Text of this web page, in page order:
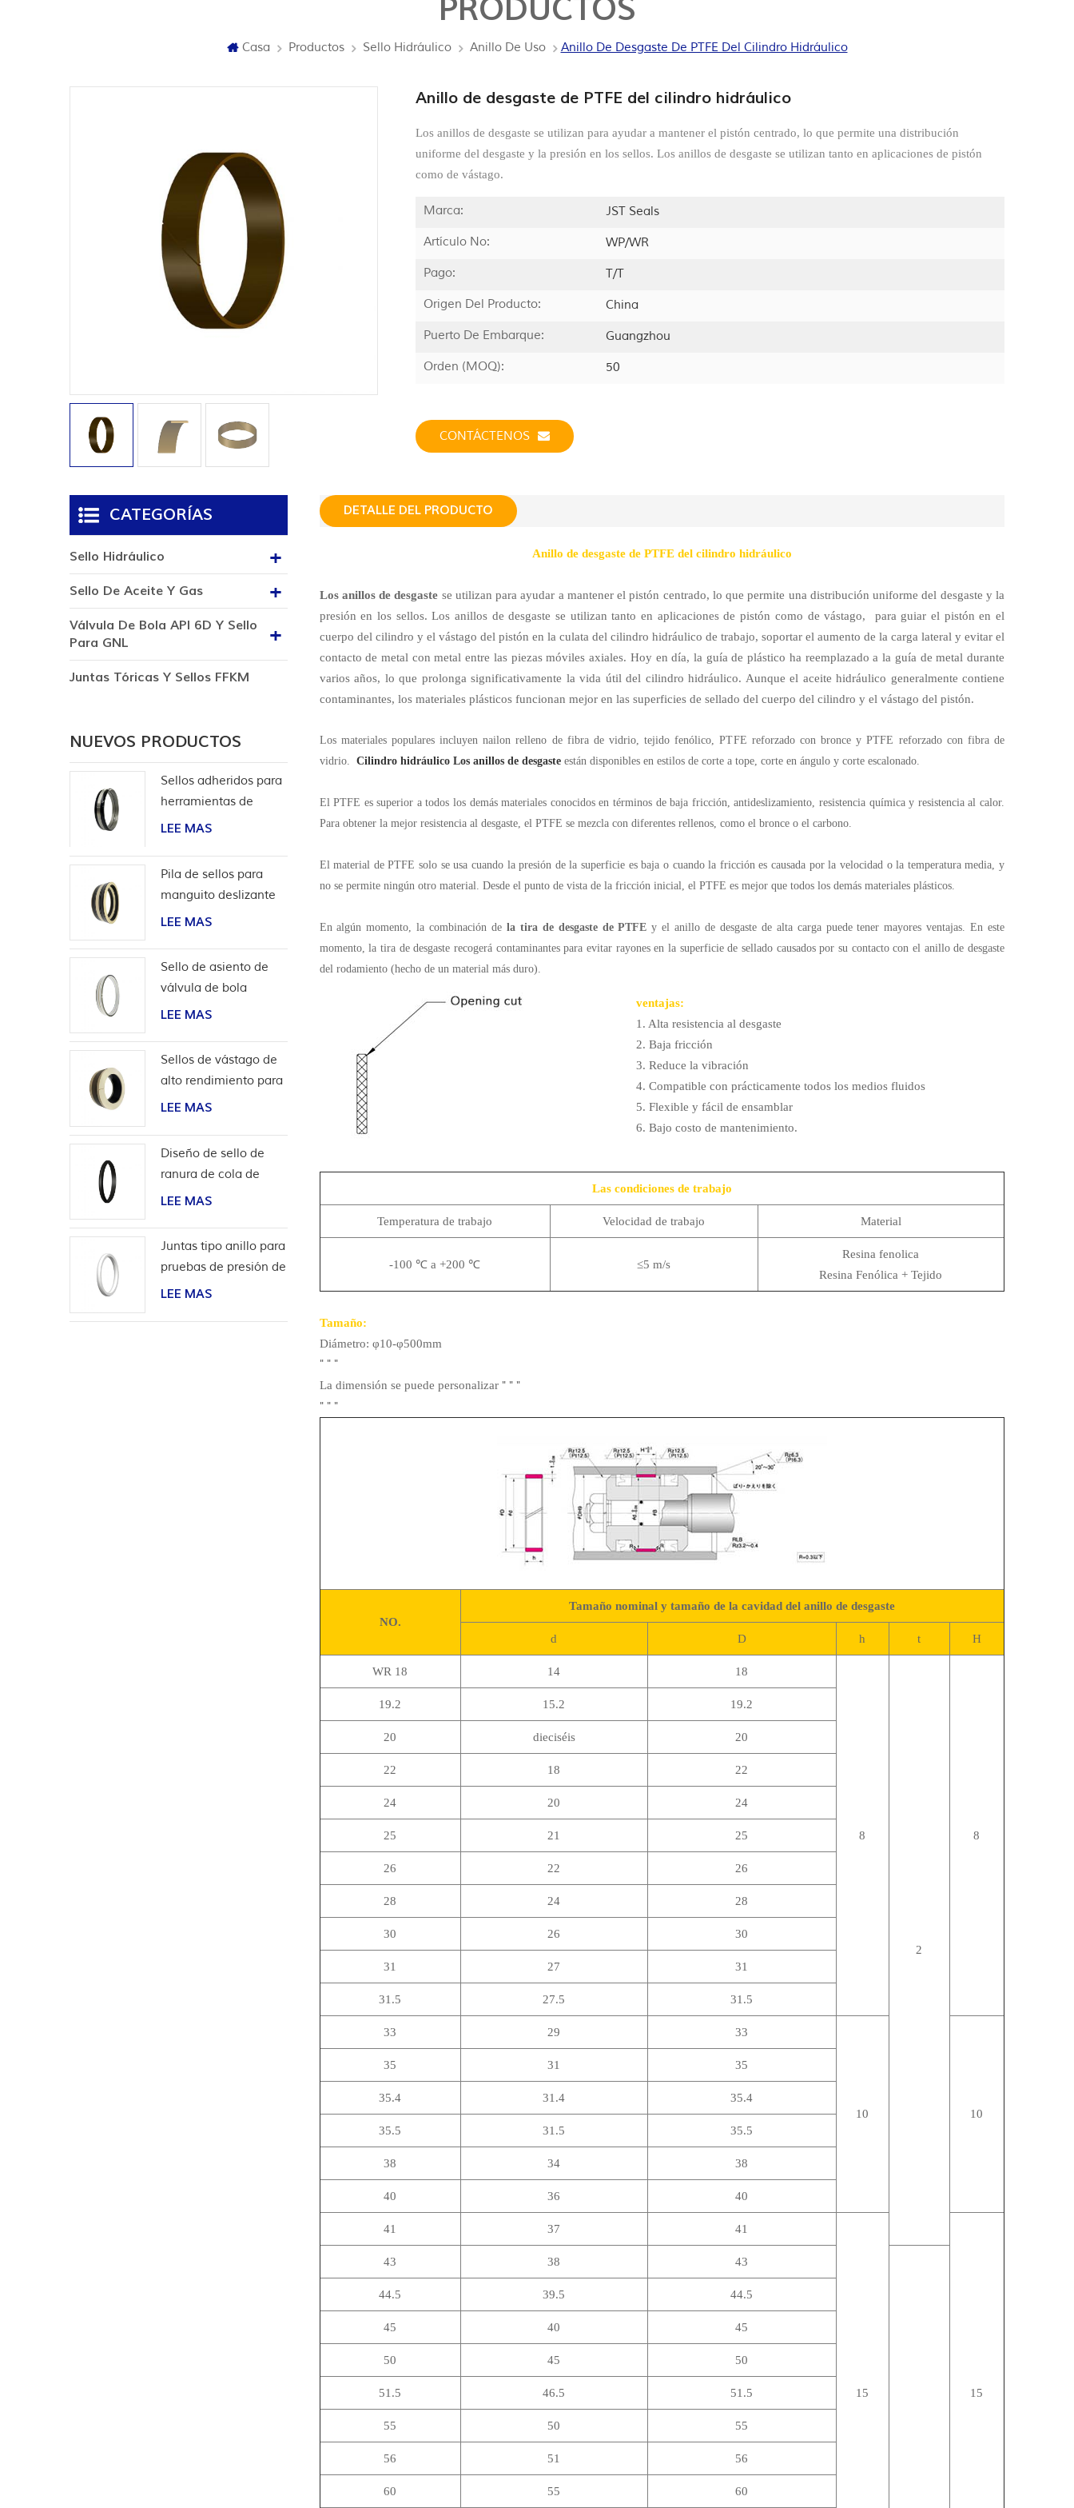
PRODUCTOS
Casa Productos Sello Hidráulico Anillo De Uso Anillo De Desgaste De PTFE Del Cilindro Hidráulico
Anillo de desgaste de PTFE del cilindro hidráulico
Los anillos de desgaste se utilizan para ayudar a mantener el pistón centrado, lo que permite una distribución
uniforme del desgaste y la presión en los sellos. Los anillos de desgaste se utilizan tanto en aplicaciones de pistón
como de vástago.
Marca:
JST Seals
Artículo No:
WP/WR
Pago:
T/T
Origen Del Producto:
China
Puerto De Embarque:
Guangzhou
Orden (MOQ):
50
CONTÁCTENOS
DETALLE DEL PRODUCTO
Anillo de desgaste de PTFE del cilindro hidráulico
Los anillos de desgaste se utilizan para ayudar a mantener el pistón centrado, lo que permite una distribución uniforme del desgaste y la
presión en los sellos. Los anillos de desgaste se utilizan tanto en aplicaciones de pistón como de vástago, para guiar el pistón en el
cuerpo del cilindro y el vástago del pistón en la culata del cilindro hidráulico de trabajo, soportar el aumento de la carga lateral y evitar el
contacto de metal con metal entre las piezas móviles axiales. Hoy en día, la guía de plástico ha reemplazado a la guía de metal durante
varios años, lo que prolonga significativamente la vida útil del cilindro hidráulico. Aunque el aceite hidráulico generalmente contiene
contaminantes, los materiales plásticos funcionan mejor en las superficies de sellado del cuerpo del cilindro y el vástago del pistón.
Los materiales populares incluyen nailon relleno de fibra de vidrio, tejido fenólico, PTFE reforzado con bronce y PTFE reforzado con fibra de
vidrio. Cilindro hidráulico Los anillos de desgasteestán disponibles en estilos de corte a tope, corte en ángulo y corte escalonado.
El PTFE es superior a todos los demás materiales conocidos en términos de baja fricción, antideslizamiento, resistencia química y resistencia al calor.
Para obtener la mejor resistencia al desgaste, el PTFE se mezcla con diferentes rellenos, como el bronce o el carbono.
El material de PTFE solo se usa cuando la presión de la superficie es baja o cuando la fricción es causada por la velocidad o la temperatura media, y
no se permite ningún otro material. Desde el punto de vista de la fricción inicial, el PTFE es mejor que todos los demás materiales plásticos.
En algún momento, la combinación de la tira de desgaste de PTFE y el anillo de desgaste de alta carga puede tener mayores ventajas. En este
momento, la tira de desgaste recogerá contaminantes para evitar rayones en la superficie de sellado causados ​​por su contacto con el anillo de desgaste
del rodamiento (hecho de un material más duro).
ventajas:
1. Alta resistencia al desgaste
2. Baja fricción
3. Reduce la vibración
4. Compatible con prácticamente todos los medios fluidos
5. Flexible y fácil de ensamblar
6. Bajo costo de mantenimiento.
Las condiciones de trabajo
Temperatura de trabajo Velocidad de trabajo Material
-100 ℃ a +200 ℃ ≤5 m/s
Resina fenolica
Resina Fenólica + Tejido
Tamaño:
Diámetro: φ10-φ500mm
" " "
La dimensión se puede personalizar " " "
" " "
NO.
Tamaño nominal y tamaño de la cavidad del anillo de desgaste
d D h t H
WR 18 14 18
8
2
8
19.2 15.2 19.2
20 dieciséis 20
22 18 22
24 20 24
25 21 25
26 22 26
28 24 28
30 26 30
31 27 31
31.5 27.5 31.5
33 29 33
10 10
35 31 35
35.4 31.4 35.4
35.5 31.5 35.5
38 34 38
40 36 40
41 37 41
15 15
43 38 43
44.5 39.5 44.5
45 40 45
50 45 50
51.5 46.5 51.5
55 50 55
56 51 56
60 55 60
CATEGORÍAS
Sello Hidráulico
Sello De Aceite Y Gas
Válvula De Bola API 6D Y Sello
Para GNL
Juntas Tóricas Y Sellos FFKM
NUEVOS PRODUCTOS
Sellos adheridos para
herramientas de
terminación
LEE MAS
Pila de sellos para
manguito deslizante
de herramientas de
LEE MAS
Sello de asiento de
válvula de bola
bidireccional de alta
LEE MAS
Sellos de vástago de
alto rendimiento para
aplicaciones de
LEE MAS
Diseño de sello de
ranura de cola de
milano para
LEE MAS
Juntas tipo anillo para
pruebas de presión de
válvulas
LEE MAS